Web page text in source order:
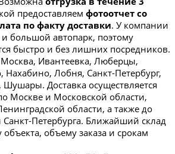
предоставляем фотоотчет со
по факту доставки. У компании
большой автопарк, поэтому
быстро и без лишних посредников.
Москва, Ивантеевка, Люберцы,
Лобня, Санкт-Петербург,
Доставка осуществляется
Москве и Московской области,
области, а также до
Петербурга. Ближайший склад
объему заказа и срокам